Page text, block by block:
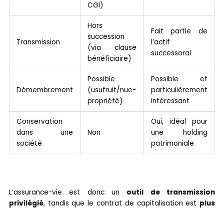
CGI)
Transmission
Hors
succession
(via clause
bénéficiaire)
Fait partie de
l’actif
successoral
Démembrement
Possible
(usufruit/nue-
propriété)
Possible et
particulièrement
intéressant
Conservation
dans une
société
Non
Oui, idéal pour
une holding
patrimoniale
L’assurance-vie est donc un outil de transmission
privilégié, tandis que le contrat de capitalisation est plus